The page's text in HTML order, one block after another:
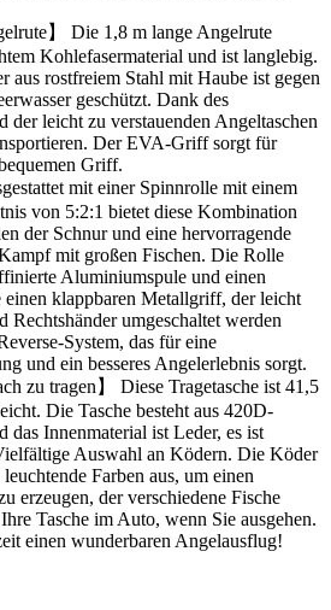
】 Die 1,8 m lange Angelrute
Kohlefasermaterial und ist langlebig.
aus rostfreiem Stahl mit Haube ist gegen
geschützt. Dank des
der leicht zu verstauenden Angeltaschen
Der EVA-Griff sorgt für
Griff.
mit einer Spinnrolle mit einem
von 5:2:1 bietet diese Kombination
der Schnur und eine hervorragende
mit großen Fischen. Die Rolle
Aluminiumspule und einen
klappbaren Metallgriff, der leicht
Rechtshänder umgeschaltet werden
System, das für eine
und ein besseres Angelerlebnis sorgt.
zu tragen】 Diese Tragetasche ist 41,5
Die Tasche besteht aus 420D-
das Innenmaterial ist Leder, es ist
Auswahl an Ködern. Die Köder
Farben aus, um einen
erzeugen, der verschiedene Fische
Tasche im Auto, wenn Sie ausgehen.
einen wunderbaren Angelausflug!